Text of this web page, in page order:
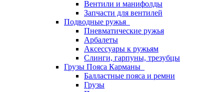
Вентили и манифолды
Запчасти для вентилей
Подводные ружья
Пневматические ружья
Арбалеты
Аксессуары к ружьям
Слинги, гарпуны, трезубцы
Грузы Пояса Карманы
Балластные пояса и ремни
Грузы